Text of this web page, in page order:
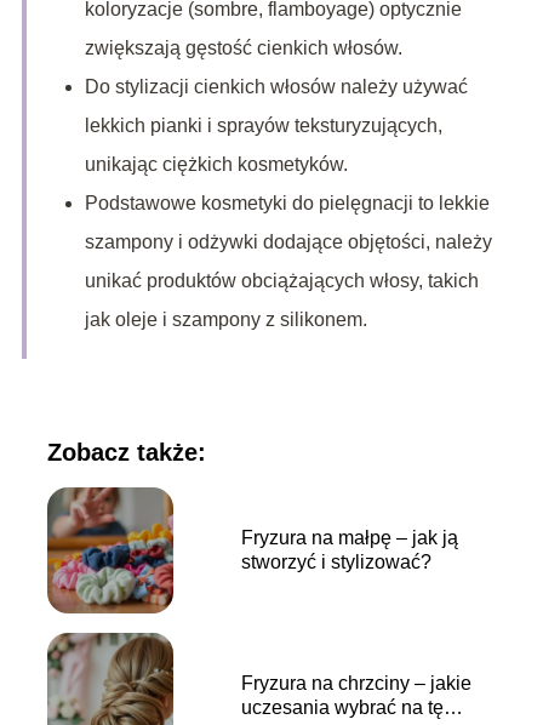
koloryzacje (sombre, flamboyage) optycznie
zwiększają gęstość cienkich włosów.
Do stylizacji cienkich włosów należy używać
lekkich pianki i sprayów teksturyzujących,
unikając ciężkich kosmetyków.
Podstawowe kosmetyki do pielęgnacji to lekkie
szampony i odżywki dodające objętości, należy
unikać produktów obciążających włosy, takich
jak oleje i szampony z silikonem.
Zobacz także:
Fryzura na małpę – jak ją
stworzyć i stylizować?
Fryzura na chrzciny – jakie
uczesania wybrać na tę